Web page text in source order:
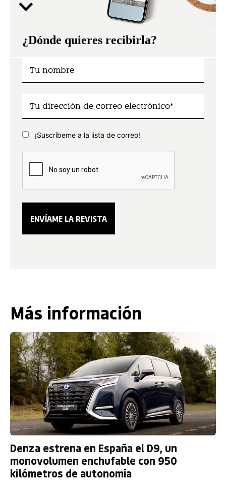
¿Dónde quieres recibirla?
¡Suscríbeme a la lista de correo!
Más información
Denza estrena en España el D9, un
monovolumen enchufable con 950
kilómetros de autonomía